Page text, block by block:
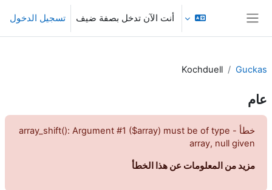
تخطى إلى المحتوى الرئيسي
أنت الآن تدخل بصفة ضيف تسجيل الدخول
Guckas
Kochduell
عام
خطأ - array_shift(): Argument #1 ($array) must be of type
array, null given
مزيد من المعلومات عن هذا الخطأ